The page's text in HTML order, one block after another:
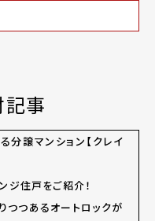
事
譲マンション【クレイ
ジ住戸をご紹介！
つあるオートロックが